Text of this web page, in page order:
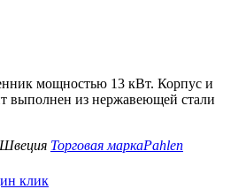
мощностью 13 кВт. Корпус и
выполнен из нержавеющей стали
Швеция Торговая маркаPahlen
клик